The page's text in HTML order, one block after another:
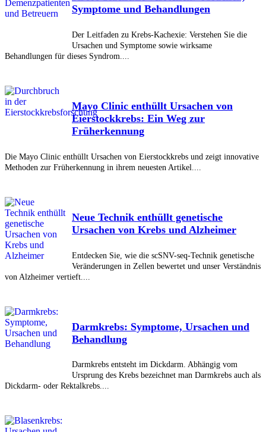
Symptome und Behandlungen
Der Leitfaden zu Krebs-Kachexie: Verstehen Sie die
Ursachen und Symptome sowie wirksame
Behandlungen für dieses Syndrom....
Mayo Clinic enthüllt Ursachen von
Eierstockkrebs: Ein Weg zur
Früherkennung
Die Mayo Clinic enthüllt Ursachen von Eierstockkrebs und zeigt innovative
Methoden zur Früherkennung in ihrem neuesten Artikel....
Neue Technik enthüllt genetische
Ursachen von Krebs und Alzheimer
Entdecken Sie, wie die scSNV-seq-Technik genetische
Veränderungen in Zellen bewertet und unser Verständnis
von Alzheimer vertieft....
Darmkrebs: Symptome, Ursachen und
Behandlung
Darmkrebs entsteht im Dickdarm. Abhängig vom
Ursprung des Krebs bezeichnet man Darmkrebs auch als
Dickdarm- oder Rektalkrebs....